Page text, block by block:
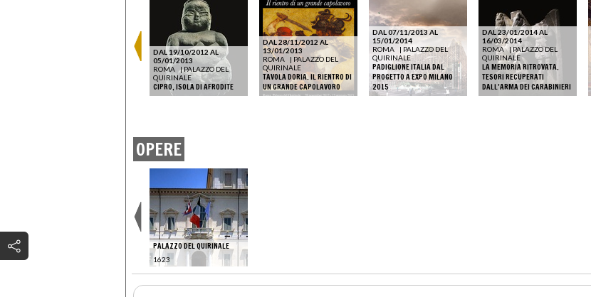
DAL 19/10/2012 AL
05/01/2013
ROMA |PALAZZO DEL
QUIRINALE
CIPRO, ISOLA DI AFRODITE
DAL 28/11/2012 AL
13/01/2013
ROMA
| PALAZZO DEL
QUIRINALE
TAVOLA DORIA. IL RIENTRO DI
UN GRANDE CAPOLAVORO
DAL 07/11/2013 AL
15/01/2014
ROMA
| PALAZZO DEL
QUIRINALE
PADIGLIONE ITALIA DAL
PROGETTO A EXPO MILANO
2015
DAL 23/01/2014 AL
16/03/2014
ROMA |PALAZZO DEL
QUIRINALE
LA MEMORIA RITROVATA.
TESORI RECUPERATI
DALL’ARMA DEI CARABINIERI
OPERE
PALAZZO DEL QUIRINALE
1623